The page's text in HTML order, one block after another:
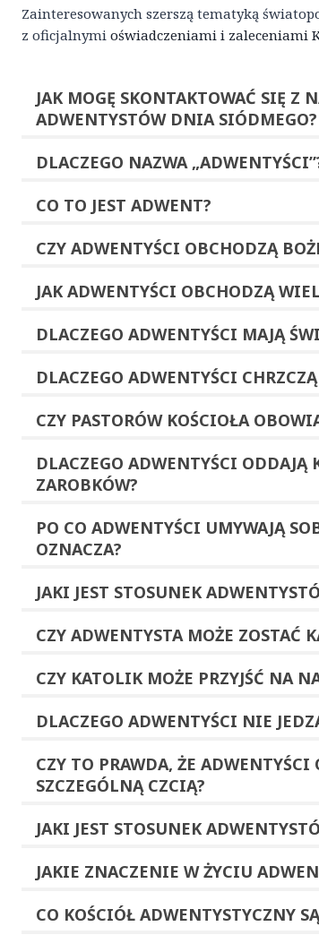
Zainteresowanych szerszą tematyką
z oficjalnymi oświadczeniami i zaleceniami
JAK MOGĘ SKONTAKTOWAĆ SIĘ Z
ADWENTYSTÓW DNIA SIÓDMEGO?
DLACZEGO NAZWA
CO TO JEST ADWENT?
CZY ADWENTYŚCI OBCHODZĄ
JAK ADWENTYŚCI OBCHODZĄ
DLACZEGO ADWENTYŚCI MAJĄ
DLACZEGO ADWENTYŚCI CHRZCZĄ
CZY PASTORÓW KOŚCIOŁA
DLACZEGO ADWENTYŚCI ODDAJĄ
ZAROBKÓW?
PO CO ADWENTYŚCI UMYWAJĄ
OZNACZA?
JAKI JEST STOSUNEK
CZY ADWENTYSTAMOŻE ZOSTAĆ
CZY KATOLIK MOŻE PRZYJŚĆ NA
DLACZEGO ADWENTYŚCI NIE
CZY TO PRAWDA, ŻE
SZCZEGÓLNĄ CZCIĄ?
JAKI JEST STOSUNEK
JAKIE ZNACZENIE W ŻYCIU
CO KOŚCIÓŁ ADWENTYSTYCZNY